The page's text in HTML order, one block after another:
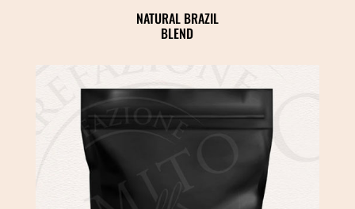
NATURAL BRAZIL
BLEND